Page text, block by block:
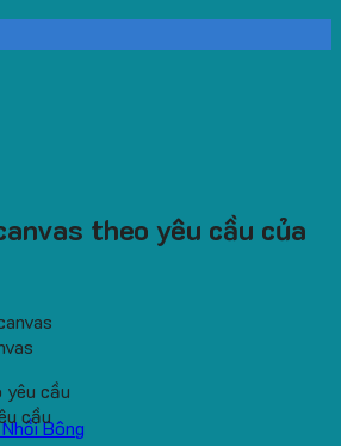
Bông
theo yêu cầu của
cầu